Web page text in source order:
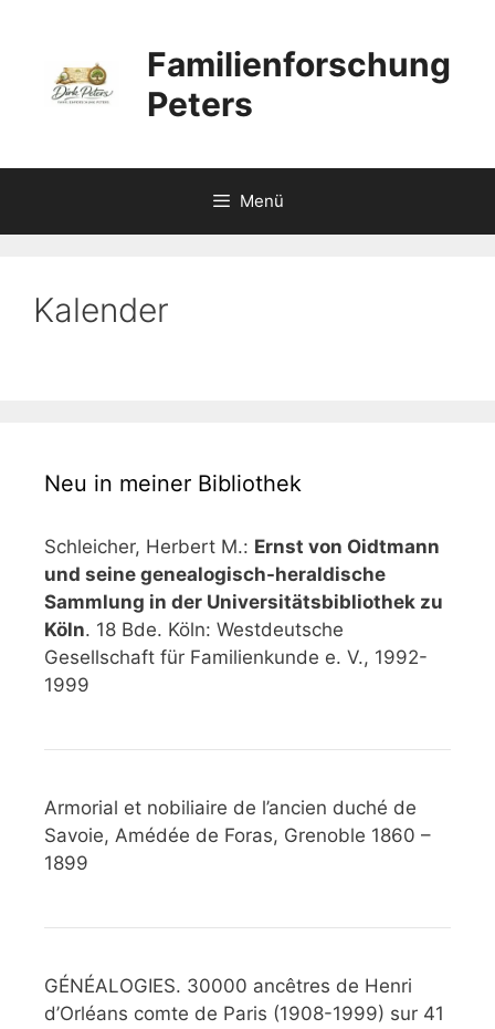
springen
Familienforschung
Peters
Menü
Kalender
Neu in meiner Bibliothek
Schleicher, Herbert M.: Ernst von Oidtmann
und seine genealogisch-heraldische
Sammlung in der Universitätsbibliothek zu
Köln. 18 Bde. Köln: Westdeutsche
Gesellschaft für Familienkunde e. V., 1992-
1999
Armorial et nobiliaire de l’ancien duché de
Savoie, Amédée de Foras, Grenoble 1860 –
1899
GÉNÉALOGIES. 30000 ancêtres de Henri
d’Orléans comte de Paris (1908-1999) sur 41